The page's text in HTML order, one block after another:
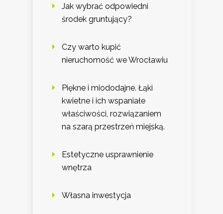
Jak wybrać odpowiedni
środek gruntujący?
Czy warto kupić
nieruchomość we Wrocławiu
Piękne i miododajne. Łąki
kwietne i ich wspaniałe
właściwości, rozwiązaniem
na szarą przestrzeń miejską.
Estetyczne usprawnienie
wnętrza
Własna inwestycja